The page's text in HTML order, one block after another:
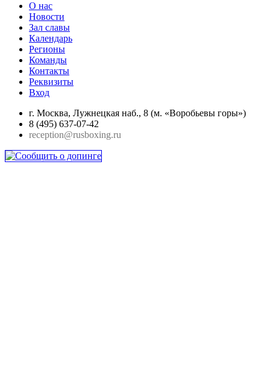
О нас
Новости
Зал славы
Календарь
Регионы
Команды
Контакты
Реквизиты
Вход
г. Москва, Лужнецкая наб., 8 (м. «Воробьевы горы»)
8 (495) 637-07-42
reception@rusboxing.ru